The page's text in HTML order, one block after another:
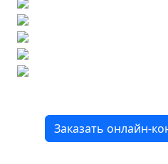
Заказать онлайн-